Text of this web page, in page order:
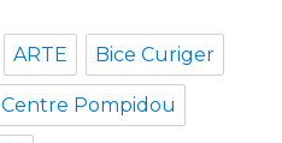
ARTE Bice Curiger
Centre Pompidou